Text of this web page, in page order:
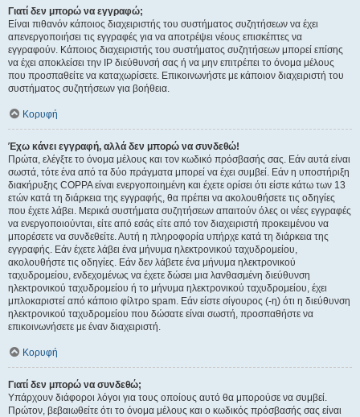
Γιατί δεν μπορώ να εγγραφώ;
Είναι πιθανόν κάποιος διαχειριστής του συστήματος συζητήσεων να έχει
απενεργοποιήσει τις εγγραφές για να αποτρέψει νέους επισκέπτες να
εγγραφούν. Κάποιος διαχειριστής του συστήματος συζητήσεων μπορεί επίσης
να έχει αποκλείσει την IP διεύθυνσή σας ή να μην επιτρέπει το όνομα μέλους
που προσπαθείτε να καταχωρίσετε. Επικοινωνήστε με κάποιον διαχειριστή του
συστήματος συζητήσεων για βοήθεια.
Κορυφή
Έχω κάνει εγγραφή, αλλά δεν μπορώ να συνδεθώ!
Πρώτα, ελέγξτε το όνομα μέλους και τον κωδικό πρόσβασής σας. Εάν αυτά είναι
σωστά, τότε ένα από τα δύο πράγματα μπορεί να έχει συμβεί. Εάν η υποστήριξη
διακήρυξης COPPA είναι ενεργοποιημένη και έχετε ορίσει ότι είστε κάτω των 13
ετών κατά τη διάρκεια της εγγραφής, θα πρέπει να ακολουθήσετε τις οδηγίες
που έχετε λάβει. Μερικά συστήματα συζητήσεων απαιτούν όλες οι νέες εγγραφές
να ενεργοποιούνται, είτε από εσάς είτε από τον διαχειριστή προκειμένου να
μπορέσετε να συνδεθείτε. Αυτή η πληροφορία υπήρχε κατά τη διάρκεια της
εγγραφής. Εάν έχετε λάβει ένα μήνυμα ηλεκτρονικού ταχυδρομείου,
ακολουθήστε τις οδηγίες. Εάν δεν λάβετε ένα μήνυμα ηλεκτρονικού
ταχυδρομείου, ενδεχομένως να έχετε δώσει μια λανθασμένη διεύθυνση
ηλεκτρονικού ταχυδρομείου ή το μήνυμα ηλεκτρονικού ταχυδρομείου, έχει
μπλοκαριστεί από κάποιο φίλτρο spam. Εάν είστε σίγουρος (-η) ότι η διεύθυνση
ηλεκτρονικού ταχυδρομείου που δώσατε είναι σωστή, προσπαθήστε να
επικοινωνήσετε με έναν διαχειριστή.
Κορυφή
Γιατί δεν μπορώ να συνδεθώ;
Υπάρχουν διάφοροι λόγοι για τους οποίους αυτό θα μπορούσε να συμβεί.
Πρώτον, βεβαιωθείτε ότι το όνομα μέλους και ο κωδικός πρόσβασής σας είναι